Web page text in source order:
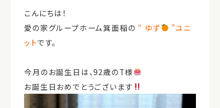
こんにちは！
愛の家グループホーム箕面稲の “ ゆず ”ユニ
ットです。
今月のお誕生日は、92歳のT様
お誕生日おめでとうございます